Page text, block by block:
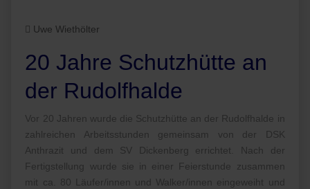
Uwe Wiethölter
20 Jahre Schutzhütte an
der Rudolfhalde
Vor 20 Jahren wurde die Schutzhütte an der Rudolfhalde in
zahlreichen Arbeitsstunden gemeinsam von der DSK
Anthrazit und dem SV Dickenberg errichtet. Nach der
Fertigstellung wurde sie in einer Feierstunde zusammen
mit ca. 80 Läufer/innen und Walker/innen eingeweiht und